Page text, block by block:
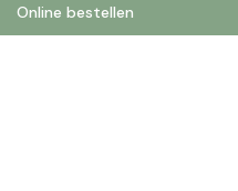
Online bestellen